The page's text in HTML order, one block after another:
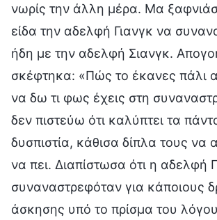
νωρίς την άλλη μέρα. Μα
είδα την αδελφή Γιανγκ να
ήδη με την αδελφή Σιανγκ.
σκέφτηκα: «Πώς το έκανες πάλι
να δω τι φως έχεις στη
δεν πιστεύω ότι καλύπτει τα
δυσπιστία, κάθισα δίπλα τους να
να πει. Διαπίστωσα ότι η αδελφή
συναναστρεφόταν για κάποιους
άσκησης υπό το πρίσμα του